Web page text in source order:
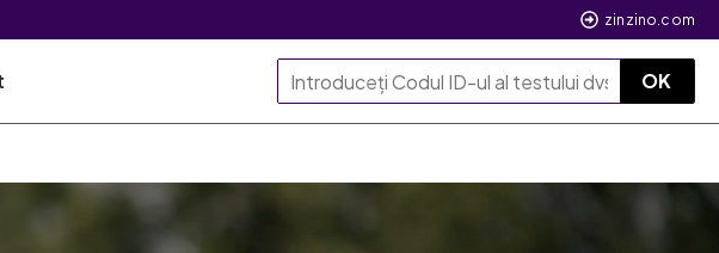
zinzino.com
OK